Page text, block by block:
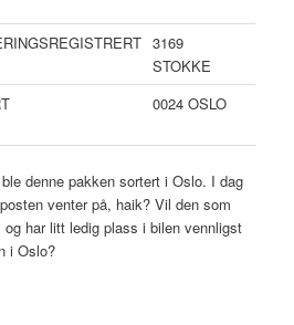
3169
STOKKE
0024 OSLO
denne pakken sortert i Oslo. I dag
venter på, haik? Vil den som
har litt ledig plass i bilen vennligst
i Oslo?